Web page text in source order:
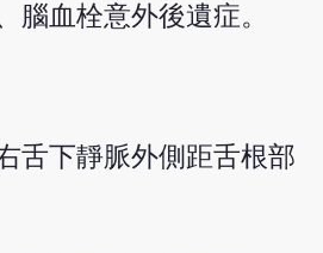
腦血栓意外後遺症。
舌下靜脈外側距舌根部